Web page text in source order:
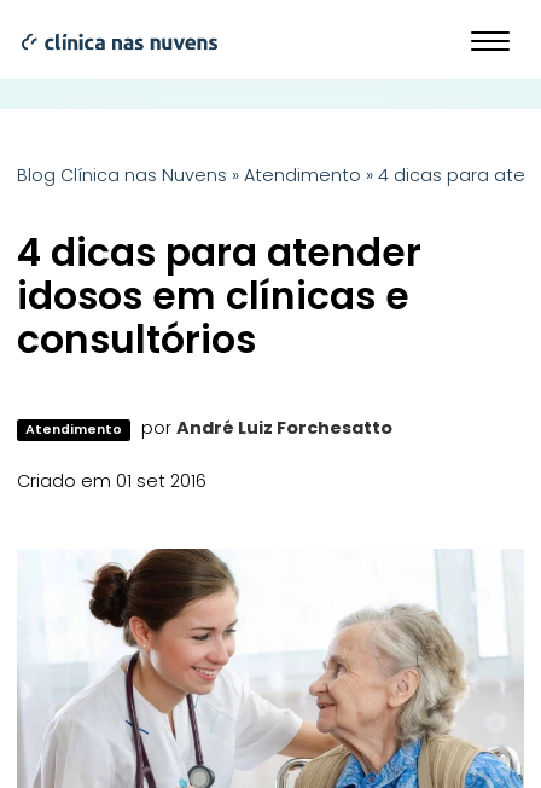
Blog Clínica nas Nuvens »Atendimento »4 dicas para
4 dicas para atender
idosos em clínicas e
consultórios
Atendimento por André Luiz Forchesatto
Criado em 01 set 2016